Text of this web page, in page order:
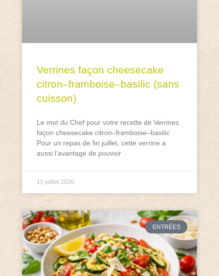
Verrines façon cheesecake
citron–framboise–basilic (sans
cuisson)
Le mot du Chef pour votre recette de Verrines
façon cheesecake citron–framboise–basilic
Pour un repas de fin juillet, cette verrine a
aussi l’avantage de pouvoir
15 juillet 2026
ENTRÉES